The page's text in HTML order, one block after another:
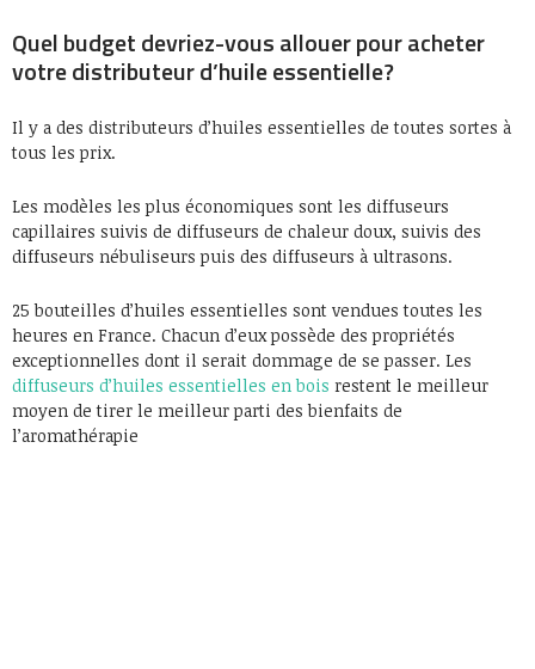
Quel budget devriez-vous allouer pour acheter
votre distributeur d’huile essentielle?
Il y a des distributeurs d’huiles essentielles de toutes sortes à
tous les prix.
Les modèles les plus économiques sont les diffuseurs
capillaires suivis de diffuseurs de chaleur doux, suivis des
diffuseurs nébuliseurs puis des diffuseurs à ultrasons.
25 bouteilles d’huiles essentielles sont vendues toutes les
heures en France. Chacun d’eux possède des propriétés
exceptionnelles dont il serait dommage de se passer. Les
diffuseurs d’huiles essentielles en bois restent le meilleur
moyen de tirer le meilleur parti des bienfaits de
l’aromathérapie